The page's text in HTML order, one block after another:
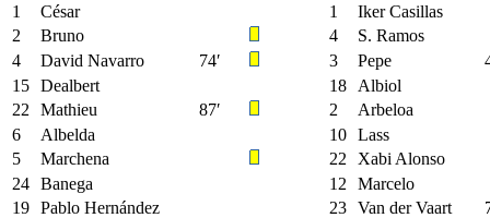
1
César 1
Iker Casillas
2
Bruno 4
S. Ramos
4
David Navarro 74′ 3 Pepe
15 Dealbert 18
Albiol
22
Mathieu 87′ 2
Arbeloa
6
Albelda 10 Lass
5
Marchena 22
Xabi Alonso
24 Banega 12
Marcelo
19 Pablo Hernández 23 Van der Vaart